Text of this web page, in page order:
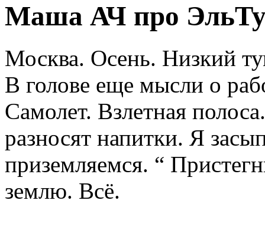
Маша АЧ про
Москва. Осень. Низкий
В голове еще мысли о
Самолет. Взлетная
разносят напитки. Я
приземляемся. “
землю. Всё.